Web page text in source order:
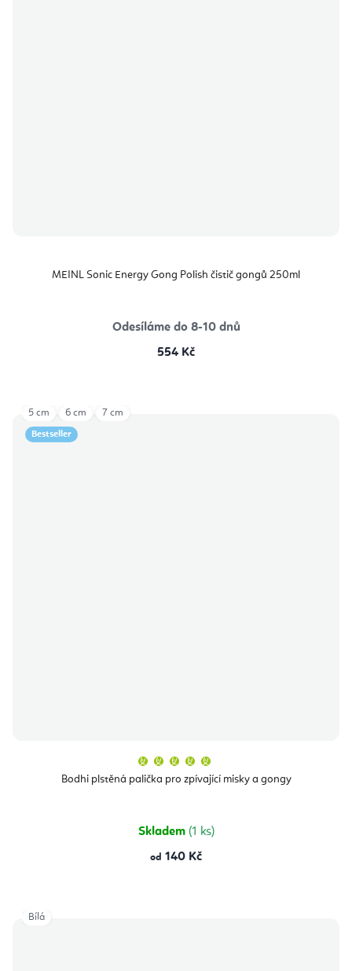
MEINL Sonic Energy Gong Polish čistič gongů 250ml
Odesíláme do 8-10 dnů
554 Kč
Bestseller
Bodhi plstěná palička pro zpívající misky a gongy
produktu
je
Skladem (1 ks)
od 140 Kč
5 cm 6 cm 7 cm
Bílá